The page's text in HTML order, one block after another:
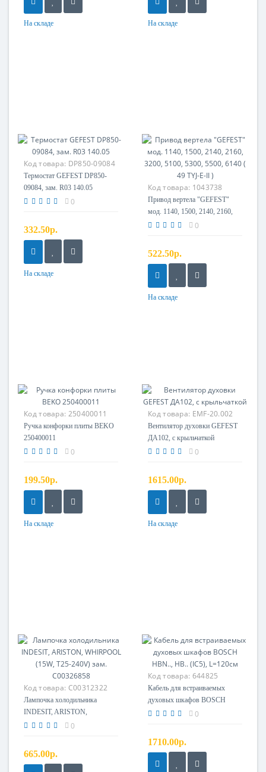
На складе На складе
Код товара: DP850-09084
Термостат GEFEST DP850-
09084, зам. R03 140.05
0
332.50р.
На складе
Код товара: 1043738
Привод вертела "GEFEST"
мод. 1140, 1500, 2140, 2160,
3200, 5100, 5300, 5500, 6140 (
0
522.50р.
На складе
Код товара: 250400011
Ручка конфорки плиты BEKO
250400011
0
199.50р.
На складе
Код товара: EMF-20.002
SS
Вентилятор духовки GEFEST
ДА102, с крыльчаткой
0
1615.00р.
На складе
Код товара: C00312322
Лампочка холодильника
INDESIT, ARISTON,
WHIRPOOL (15W, T25-240V)
0
665.00р.
Код товара: 644825
Кабель для встраиваемых
духовых шкафов BOSCH
HBN.., HB.. (IC5), L=120см
0
1710.00р.